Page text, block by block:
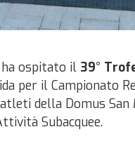
ha ospitato il 39°
per il Campionato
della Domus
Subacquee.